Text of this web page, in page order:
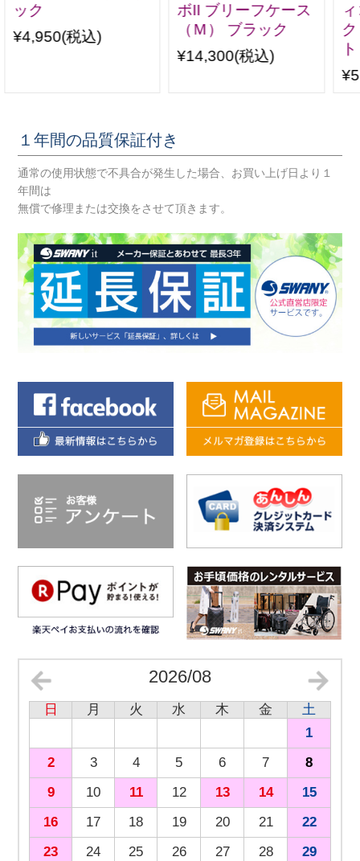
ック
¥4,950(税込)
ボII ブリーフケース
（Ｍ） ブラック
¥14,300(税込)
１年間の品質保証付き
通常の使用状態で不具合が発生した場合、お買い上げ日より１
年間は
無償で修理または交換をさせて頂きます。
2026/08
日 月 火 水 木 金
土
1
2
3 4 5 6 7
8
9
10 11 12 13 14
15
16
17 18 19 20 21
22
23
24 25 26 27 28
29